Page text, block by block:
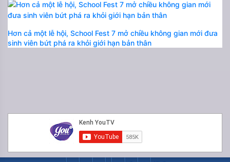
Hơn cả một lễ hội, School Fest 7 mở chiều không gian mới đưa
sinh viên bứt phá ra khỏi giới hạn bản thân